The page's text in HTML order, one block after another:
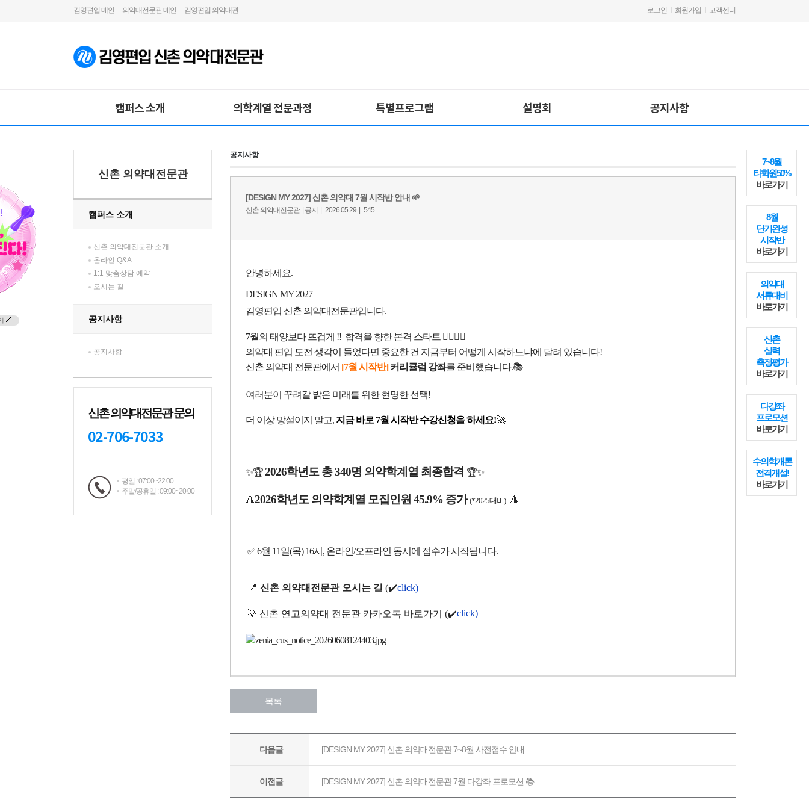
김영편입 메인 의약대전문관 메인 김영편입 의약대관 로그인 회원가입 고객센터
캠퍼스 소개 의학계열 전문과정 특별프로그램 설명회 공지사항
신촌 의약대전문관
캠퍼스 소개
신촌 의약대전문관 소개
온라인 Q&A
1:1 맞춤상담 예약
오시는 길
공지사항
공지사항
신촌 의약대전문관 문의
02-706-7033
평일 : 07:00~22:00
주말/공휴일 : 09:00~20:00
공지사항
7~8월
타학원50%
바로가기
8월
단기완성
시작반
바로가기
의약대
서류대비
바로가기
신촌
실력
측정평가
바로가기
다강좌
프로모션
바로가기
수의학개론
전격개설!
바로가기